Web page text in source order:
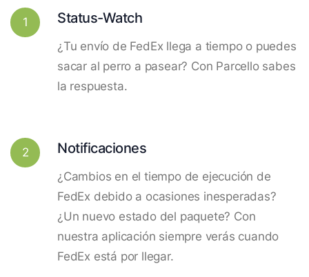
1 Status-Watch
¿Tu envío de FedEx llega a tiempo o puedes
sacar al perro a pasear? Con Parcello sabes
la respuesta.
2 Notificaciones
¿Cambios en el tiempo de ejecución de
FedEx debido a ocasiones inesperadas?
¿Un nuevo estado del paquete? Con
nuestra aplicación siempre verás cuando
FedEx está por llegar.